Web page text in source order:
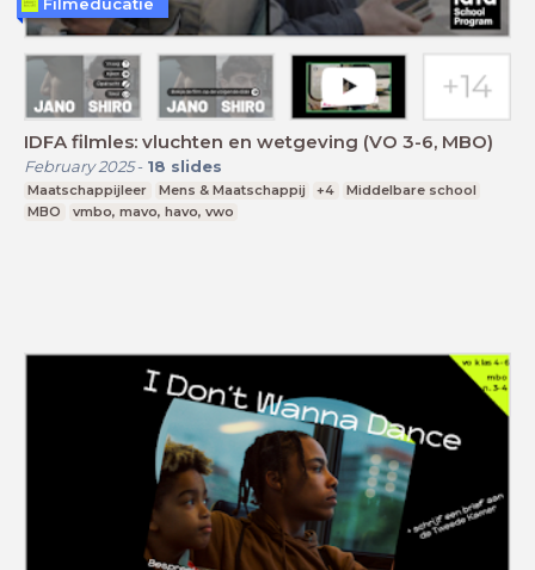
IDFA filmles: vluchten en wetgeving (VO 3-6, MBO)
February 2025- 18 slides
Maatschappijleer Mens & Maatschappij +4
Middelbare school
MBO
vmbo, mavo, havo, vwo